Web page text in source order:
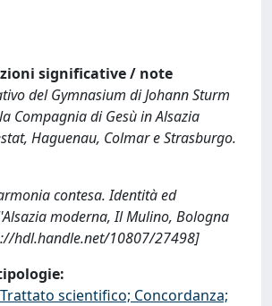
significative / note
del Gymnasium di Johann Sturm
Compagnia di Gesù in Alsazia
Haguenau, Colmar e Strasburgo.
contesa. Identità ed
moderna, Il Mulino, Bologna
hdl.handle.net/10807/27498]
scientifico; Concordanza;